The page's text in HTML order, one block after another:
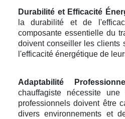
Durabilité et Efficacité
la durabilité et de
composante essentielle du
doivent conseiller les clients
l'efficacité énergétique de
Adaptabilité
chauffagiste nécessite
professionnels doivent être
divers environnements et